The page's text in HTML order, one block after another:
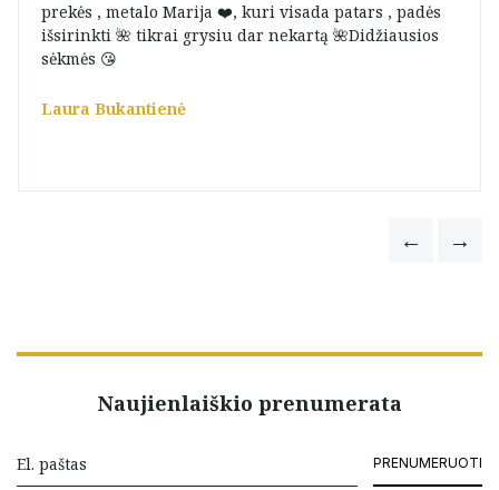
prekės , metalo Marija ❤️, kuri visada patars , padės
išsirinkti 🌺 tikrai grysiu dar nekartą 🌺Didžiausios
sėkmės 😘
Laura Bukantienė
Naujienlaiškio prenumerata
PRENUMERUOTI